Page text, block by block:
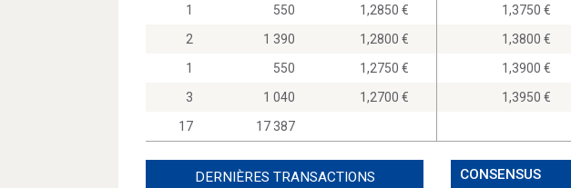
1
550
1,2850
2
1 390
1,2800
1
550
1,2750
3
1 040
1,2700
17
17 387
1,3750
1,3800
1,3900
1,3950
DERNIÈRES TRANSACTIONS CONSENSUS